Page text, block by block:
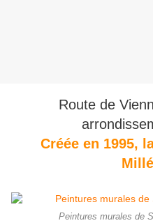
Route de
Créée en 1995,
Peintures murales de